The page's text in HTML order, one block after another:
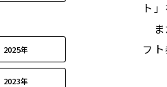
2025年
2023年
ト
ま
フ